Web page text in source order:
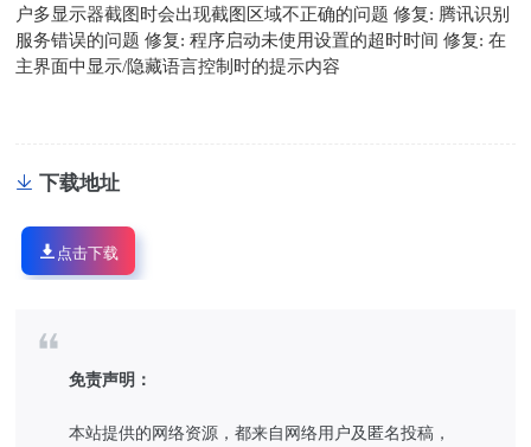
户多显示器截图时会出现截图区域不正确的问题 修复: 腾讯识别
服务错误的问题 修复: 程序启动未使用设置的超时时间 修复: 在
主界面中显示/隐藏语言控制时的提示内容
下载地址
点击下载
免责声明：
本站提供的网络资源，都来自网络用户及匿名投稿，